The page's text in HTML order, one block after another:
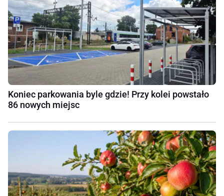
Koniec parkowania byle gdzie! Przy kolei powstało
86 nowych miejsc